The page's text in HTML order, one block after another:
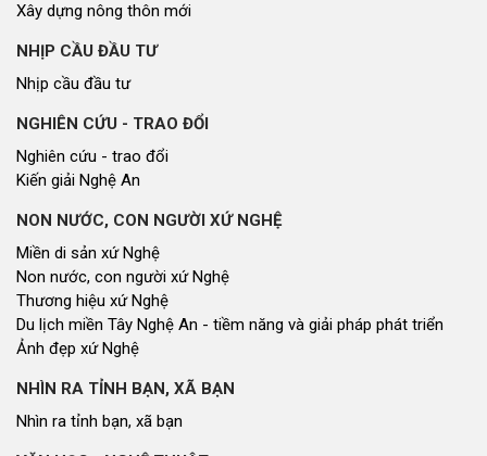
Xây dựng nông thôn mới
NHỊP CẦU ĐẦU TƯ
Nhịp cầu đầu tư
NGHIÊN CỨU - TRAO ĐỔI
Nghiên cứu - trao đổi
Kiến giải Nghệ An
NON NƯỚC, CON NGƯỜI XỨ NGHỆ
Miền di sản xứ Nghệ
Non nước, con người xứ Nghệ
Thương hiệu xứ Nghệ
Du lịch miền Tây Nghệ An - tiềm năng và giải pháp phát triển
Ảnh đẹp xứ Nghệ
NHÌN RA TỈNH BẠN, XÃ BẠN
Nhìn ra tỉnh bạn, xã bạn